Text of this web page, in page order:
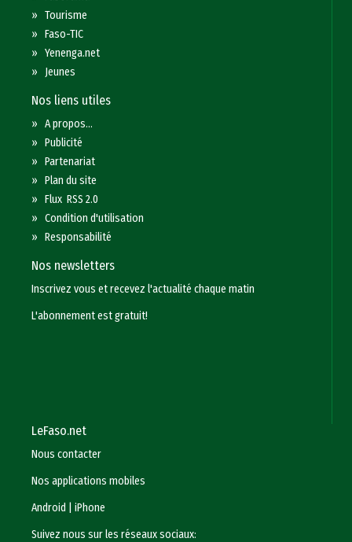
»Tourisme
»Faso-TIC
»Yenenga.net
» Jeunes
Nos liens utiles
»A propos...
»Publicité
»Partenariat
»Plan du site
»Flux RSS 2.0
»Condition d'utilisation
»Responsabilité
Nos newsletters
Inscrivez vous et recevez l'actualité chaque matin
L'abonnement est gratuit!
LeFaso.net
Nous contacter
Nos applications mobiles
Android
|iPhone
Suivez nous sur les réseaux sociaux: